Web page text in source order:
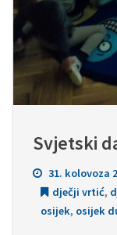
Svjetski
31. kolovoza
dječji vrtić,
osijek, osijek